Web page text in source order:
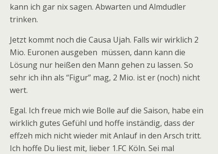
kann ich gar nix sagen. Abwarten und Almdudler
trinken.
Jetzt kommt noch die Causa Ujah. Falls wir wirklich 2
Mio. Euronen ausgeben müssen, dann kann die
Lösung nur heißen den Mann gehen zu lassen. So
sehr ich ihn als “Figur” mag, 2 Mio. ist er (noch) nicht
wert.
Egal. Ich freue mich wie Bolle auf die Saison, habe ein
wirklich gutes Gefühl und hoffe inständig, dass der
effzeh mich nicht wieder mit Anlauf in den Arsch tritt.
Ich hoffe Du liest mit, lieber 1.FC Köln. Sei mal